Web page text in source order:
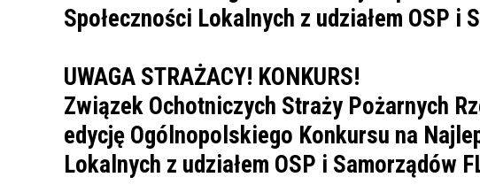
KARTA DUŻEJ RODZINY OFERTY PRACY
AKTYWIZACJA SPOŁECZNO–
ZAWODOWA OSÓB
NIEPEŁNOSPRAWNYCH
PLAN OGÓLNY
PODATKI LOKALNE –
KAMPANIA
UCZNIÓW
AWANS ZAWODOWY NAUCZYCIELI
ZAKŁADANIE
NIEPUBLICZNYCH
STYPENDIUM MIASTA BĘDZINA
PAŃSTWOWA
I ST. IM.
UWAGA STRAŻACY! KONKURS!
Związek Ochotniczych Straży Pożarnych
edycję Ogólnopolskiego Konkursu na
Lokalnych z udziałem OSP i Samorządów